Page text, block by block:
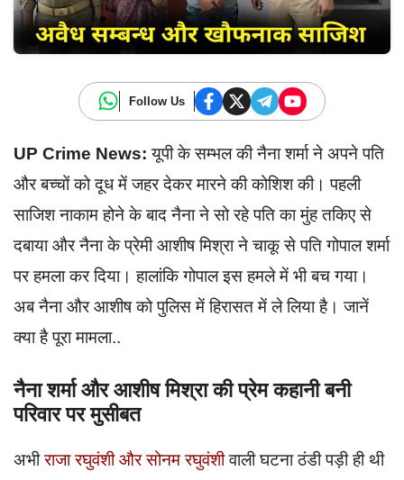
Follow Us
UP Crime News:यूपी के सम्भल की नैना शर्मा ने अपने पति
और बच्चों को दूध में जहर देकर मारने की कोशिश की। पहली
साजिश नाकाम होने के बाद नैना ने सो रहे पति का मुंह तकिए से
दबाया और नैना के प्रेमी आशीष मिश्रा ने चाकू से पति गोपाल शर्मा
पर हमला कर दिया। हालांकि गोपाल इस हमले में भी बच गया।
अब नैना और आशीष को पुलिस में हिरासत में ले लिया है। जानें
क्या है पूरा मामला..
नैना शर्मा और आशीष मिश्रा की प्रेम कहानी बनी
परिवार पर मुसीबत
अभीराजा रघुवंशी और सोनम रघुवंशीवाली घटना ठंडी पड़ी ही थी